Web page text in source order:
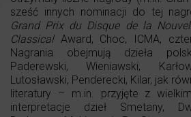
sześć innych nominacji do tej
Grand Prix du Disque de la
ClassicalAward, Choc, ICMA,
Nagrania obejmują dzieła
Paderewski, Wieniawski,
Lutosławski, Penderecki, Kilar, jak
literatury – m.in. przyjęte z
interpretacje dzieł Smetany,